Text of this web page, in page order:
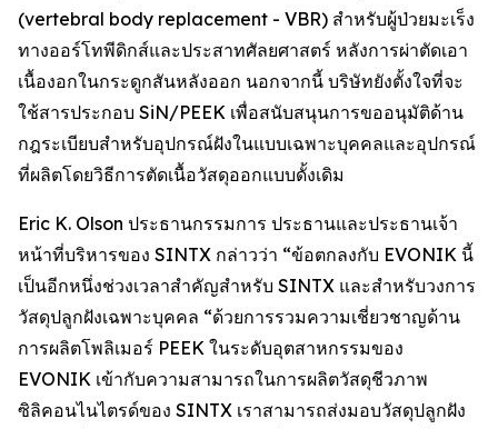
(vertebral body replacement - VBR) สำหรับผู้ป่วยมะเร็ง
ทางออร์โทพีดิกส์และประสาทศัลยศาสตร์ หลังการผ่าตัดเอา
เนื้องอกในกระดูกสันหลังออก นอกจากนี้ บริษัทยังตั้งใจที่จะ
ใช้สารประกอบ SiN/PEEK เพื่อสนับสนุนการขออนุมัติด้าน
กฎระเบียบสำหรับอุปกรณ์ฝังในแบบเฉพาะบุคคลและอุปกรณ์
ที่ผลิตโดยวิธีการตัดเนื้อวัสดุออกแบบดั้งเดิม
Eric K. Olson ประธานกรรมการ ประธานและประธานเจ้า
หน้าที่บริหารของ SINTX กล่าวว่า “ข้อตกลงกับ EVONIK นี้
เป็นอีกหนึ่งช่วงเวลาสำคัญสำหรับ SINTX และสำหรับวงการ
วัสดุปลูกฝังเฉพาะบุคคล “ด้วยการรวมความเชี่ยวชาญด้าน
การผลิตโพลิเมอร์ PEEK ในระดับอุตสาหกรรมของ
EVONIK เข้ากับความสามารถในการผลิตวัสดุชีวภาพ
ซิลิคอนไนไตรด์ของ SINTX เราสามารถส่งมอบวัสดุปลูกฝัง